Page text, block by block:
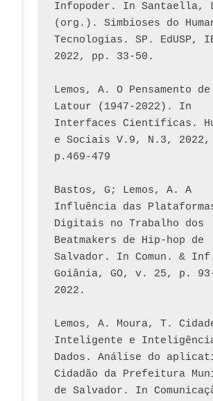
Infopoder. In Santaella,
(org.). Simbioses do
Tecnologias. SP. EdUSP,
2022, pp. 33-50.
Lemos, A. O Pensamento
Latour (1947-2022). In
Interfaces Científicas.
e Sociais V.9, N.3, 2022,
p.469-479
Bastos, G; Lemos, A. A
Influência das
Digitais no Trabalho dos
Beatmakers de Hip-hop de
Salvador. In Comun. &
Goiânia, GO, v. 25, p.
2022.
Lemos, A. Moura, T.
Inteligente e
Dados. Análise do
Cidadão da Prefeitura
de Salvador. In